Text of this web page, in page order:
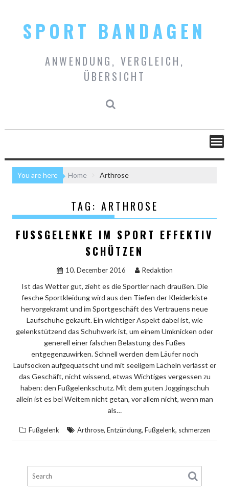
content
SPORT BANDAGEN
ANWENDUNG, VERGLEICH,
ÜBERSICHT
You are here Home Arthrose
TAG: ARTHROSE
FUSSGELENKE IM SPORT EFFEKTIV S
CHÜTZEN
10. December 2016 Redaktion
Ist das Wetter gut, zieht es die Sportler nach draußen. Die
fesche Sportkleidung wird aus den Tiefen der Kleiderkiste
hervorgekramt und im Sportgeschäft des Vertrauens neue
Laufschuhe gekauft. Ein wichtiger Aspekt dabei ist, wie
gelenkstützend das Schuhwerk ist, um einem Umknicken oder
generell einer falschen Belastung des Fußes
entgegenzuwirken. Schnell werden dem Läufer noch
Laufsocken aufgequatscht und mit seeligem Lächeln verlässt er
das Geschäft, nicht wissend, etwas Wichtiges vergessen zu
haben: den Fußgelenkschutz. Mit dem guten Joggingschuh
allein ist es bei Weitem nicht getan, vor allem nicht, wenn man
als…
Fußgelenk Arthrose, Entzündung, Fußgelenk, schmerzen